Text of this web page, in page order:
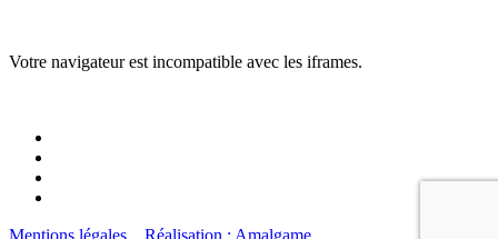
Votre navigateur est incompatible avec les iframes.